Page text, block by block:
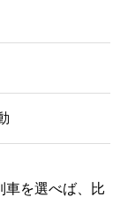
車を選べば、比